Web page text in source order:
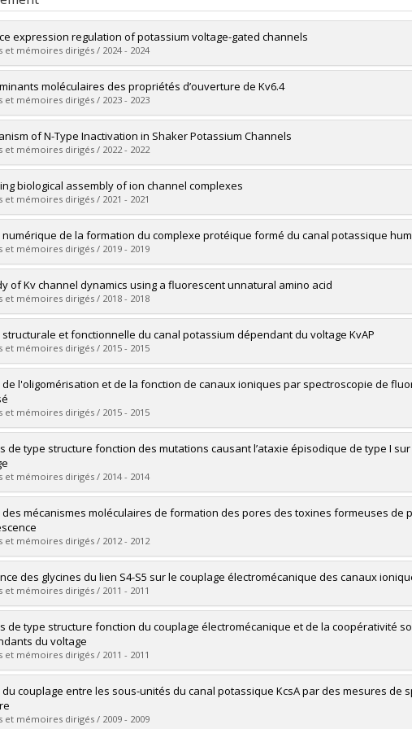
expression regulation of potassium voltage-gated channels
et mémoires dirigés / 2024 - 2024
:Shafia, Zerghona
Maîtrise
obtenu :M. Sc.
le document dans Papyrus
moléculaires des propriétés d’ouverture de Kv6.4
et mémoires dirigés / 2023 - 2023
:Lacroix, Gabriel
Maîtrise
obtenu :M. Sc.
le document dans Papyrus
of N-Type Inactivation in Shaker Potassium Channels
et mémoires dirigés / 2022 - 2022
:Pandey, Roshan
Doctorat
obtenu :Ph. D.
le document dans Papyrus
biological assembly of ion channel complexes
et mémoires dirigés / 2021 - 2021
:Moeller, Lena
Doctorat
obtenu :Ph. D.
le document dans Papyrus
numérique de la formation du complexe protéique formé du canal potassique
et mémoires dirigés / 2019 - 2019
:Morin, Michaël
Maîtrise
obtenu :M. Sc.
le document dans Papyrus
of Kv channel dynamics using a fluorescent unnatural amino acid
et mémoires dirigés / 2018 - 2018
:Kalstrup, Tanja
Doctorat
obtenu :Ph. D.
le document dans Papyrus
structurale et fonctionnelle du canal potassium dépendant du voltage KvAP
et mémoires dirigés / 2015 - 2015
:Faure, Elise
Doctorat
obtenu :Ph. D.
le document dans Papyrus
de l'oligomérisation et de la fonction de canaux ioniques par spectroscopie de
et mémoires dirigés / 2015 - 2015
:McGuire, Hugo
Doctorat
obtenu :Ph. D.
le document dans Papyrus
de type structure fonction des mutations causant l’ataxie épisodique de type I
et mémoires dirigés / 2014 - 2014
:Petitjean, Dimitri
Maîtrise
obtenu :M. Sc.
le document dans Papyrus
des mécanismes moléculaires de formation des pores des toxines formeuses de
et mémoires dirigés / 2012 - 2012
:Groulx, Nicolas
Doctorat
obtenu :Ph. D.
le document dans Papyrus
des glycines du lien S4-S5 sur le couplage électromécanique des canaux
et mémoires dirigés / 2011 - 2011
:Barreto, Sandra
Maîtrise
obtenu :M. Sc.
le document dans Papyrus
de type structure fonction du couplage électromécanique et de la coopérativité
du voltage
et mémoires dirigés / 2011 - 2011
:Haddad, Georges A.
Maîtrise
obtenu :M. Sc.
du couplage entre les sous-unités du canal potassique KcsA par des mesures de
et mémoires dirigés / 2009 - 2009